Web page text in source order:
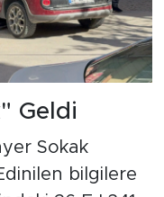
Geldi
Sokak
bilgilere